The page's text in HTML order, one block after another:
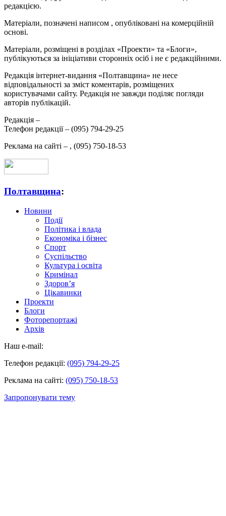
редакцією.
Матеріали, позначені написом , опубліковані на комерційній
основі.
Матеріали, розміщені в розділах «Проекти» та «Блоги»,
публікуються за ініціативи сторонніх осіб і не є редакційними.
Редакція інтернет-видання «Полтавщина» не несе
відповідальності за зміст коментарів, розміщених
користувачами сайту. Редакція не завжди поділяє погляди
авторів публікацій.
Редакція –
Телефон редакції – (095) 794-29-25
Реклама на сайті – , (095) 750-18-53
Полтавщина:
Новини
Події
Політика і влада
Економіка і бізнес
Спорт
Суспільство
Культура і освіта
Кримінал
Здоров’я
Цікавинки
Проекти
Блоги
Фоторепортажі
Архів
Наш e-mail:
Телефон редакції: (095) 794-29-25
Реклама на сайті: (095) 750-18-53
Запропонувати тему